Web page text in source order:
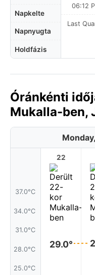
Napkelte
Napnyugta
Holdfázis
06:12
Last
Óránkénti
Mukalla-ben,
37.0°C
34.0°C
31.0°C
28.0°C
25.0°C
22
29.0°